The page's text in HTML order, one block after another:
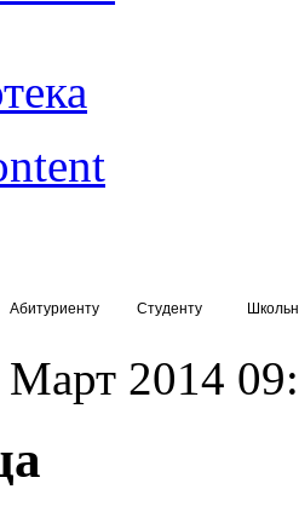
Абитуриенту Студенту
Март 2014